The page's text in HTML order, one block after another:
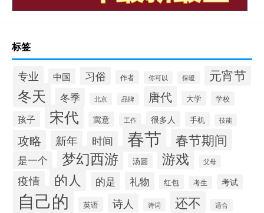
标签
专业 中国 习俗 作者 你可以 保暖 元宵节
冬天 冬季 北京 品牌 唐代 大学 学校
孩子 宋代 寓意 工作 很多人 手机 技能
攻略 新年 时间 春节 春节期间
是一个 梦幻西游 汤圆 游戏 父母
疫情 的人 的是 礼物 红包 考生 考试
自己的 英语 诗人 诗词 还不 适合